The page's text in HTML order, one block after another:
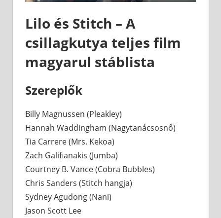
Lilo és Stitch – A
csillagkutya teljes film
magyarul stáblista
Szereplők
Billy Magnussen (Pleakley)
Hannah Waddingham (Nagytanácsosnő)
Tia Carrere (Mrs. Kekoa)
Zach Galifianakis (Jumba)
Courtney B. Vance (Cobra Bubbles)
Chris Sanders (Stitch hangja)
Sydney Agudong (Nani)
Jason Scott Lee